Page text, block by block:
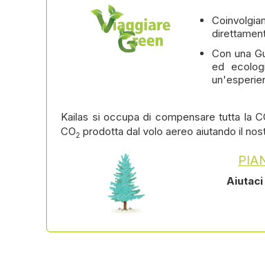
Con una
ed
Kailas si occupa di compensare tutta la
CO2 prodotta dal volo aereo aiutando il